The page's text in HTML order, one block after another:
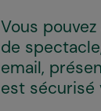
Vous
de
email,
est sécurisé